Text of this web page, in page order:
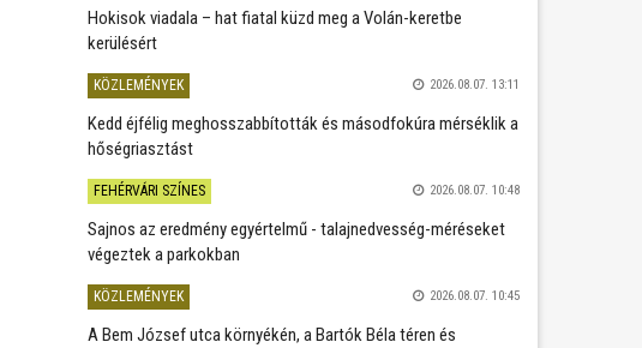
Hokisok viadala – hat fiatal küzd meg a Volán-keretbe
kerülésért
KÖZLEMÉNYEK 2026.08.07. 13:11
Kedd éjfélig meghosszabbították és másodfokúra mérséklik a
hőségriasztást
FEHÉRVÁRI SZÍNES 2026.08.07. 10:48
Sajnos az eredmény egyértelmű - talajnedvesség-méréseket
végeztek a parkokban
KÖZLEMÉNYEK 2026.08.07. 10:45
A Bem József utca környékén, a Bartók Béla téren és